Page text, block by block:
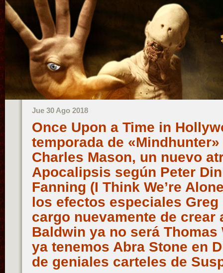
Jue 30 Ago 2018
Once Upon a Time in
temporada de
Charles Mason, un nuevo
Apocalipsis según Peter
Fanning (I Think We’re
los efectos especiales
cargo nuevamente de crear
Baldwin ya no será Thomas
ya tenemos Abra Stone en
de geniales carteles de